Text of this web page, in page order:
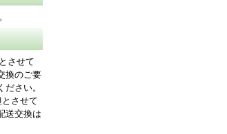
させて
換のご要
さい。
させて
送交換は